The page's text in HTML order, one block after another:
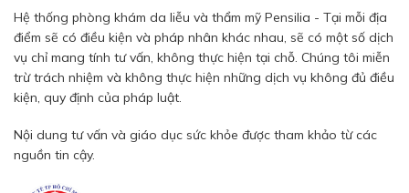
Hệ thống phòng khám da liễu và thẩm mỹ Pensilia - Tại mỗi địa
điểm sẽ có điều kiện và pháp nhân khác nhau, sẽ có một số dịch
vụ chỉ mang tính tư vấn, không thực hiện tại chỗ. Chúng tôi miễn
trừ trách nhiệm và không thực hiện những dịch vụ không đủ điều
kiện, quy định của pháp luật.
Nội dung tư vấn và giáo dục sức khỏe được tham khảo từ các
nguồn tin cậy.